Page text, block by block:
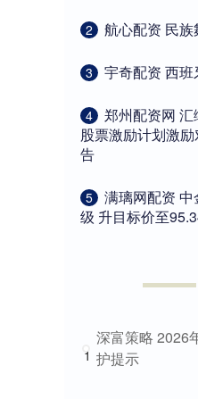
2 航心配资 民
3 宇奇配资 西
4
郑州配资网
股票激励计划激
告
5
满璃网配资
级 升目标价至
1
深富策略 2026
护提示